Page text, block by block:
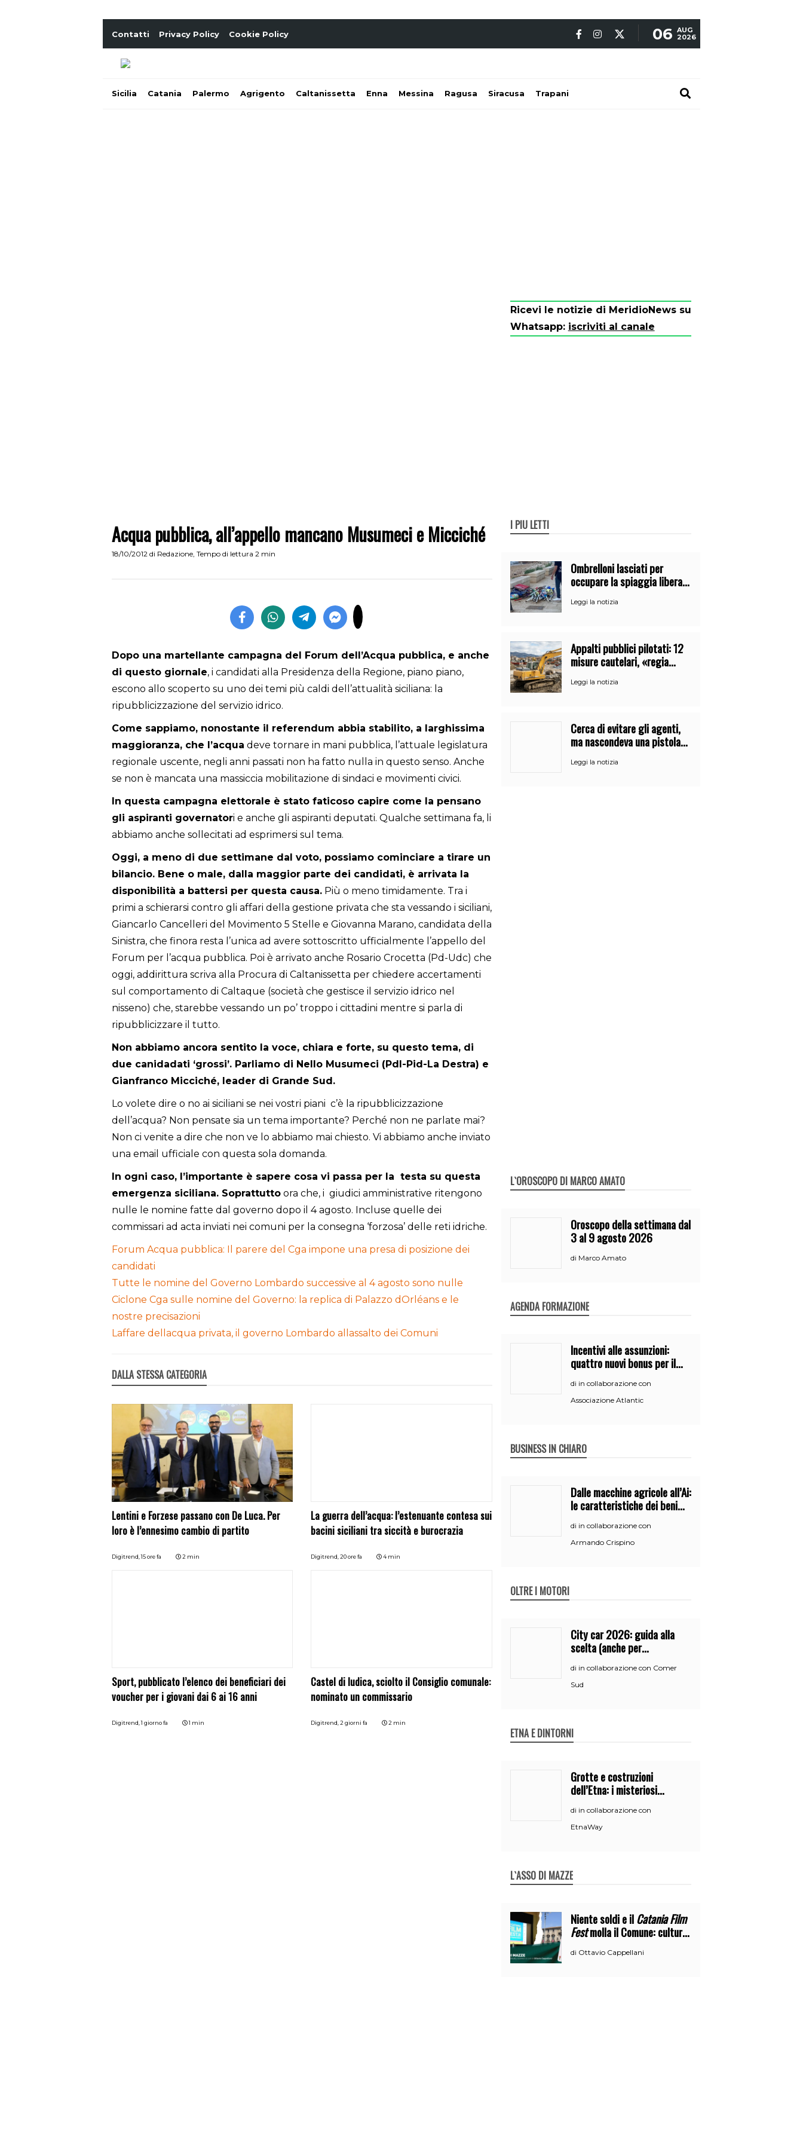
Contatti Privacy Policy Cookie Policy 06 AUG
2026
Sicilia Catania Palermo Agrigento Caltanissetta Enna Messina Ragusa Siracusa Trapani
Acqua pubblica, all’appello mancano Musumeci e Micciché
18/10/2012 di Redazione, Tempo di lettura 2 min
Dopo una martellante campagna del Forum dell’Acqua pubblica, e anche
di questo giornale, i candidati alla Presidenza della Regione, piano piano,
escono allo scoperto su uno dei temi più caldi dell’attualità siciliana: la
ripubblicizzazione del servizio idrico.
Come sappiamo, nonostante il referendum abbia stabilito, a larghissima
maggioranza, che l’acqua deve tornare in mani pubblica, l’attuale legislatura
regionale uscente, negli anni passati non ha fatto nulla in questo senso. Anche
se non è mancata una massiccia mobilitazione di sindaci e movimenti civici.
In questa campagna elettorale è stato faticoso capire come la pensano
gli aspiranti governatori e anche gli aspiranti deputati. Qualche settimana fa, li
abbiamo anche sollecitati ad esprimersi sul tema.
Oggi, a meno di due settimane dal voto, possiamo cominciare a tirare un
bilancio. Bene o male, dalla maggior parte dei candidati, è arrivata la
disponibilità a battersi per questa causa. Più o meno timidamente. Tra i
primi a schierarsi contro gli affari della gestione privata che sta vessando i siciliani,
Giancarlo Cancelleri del Movimento 5 Stelle e Giovanna Marano, candidata della
Sinistra, che finora resta l’unica ad avere sottoscritto ufficialmente l’appello del
Forum per l’acqua pubblica. Poi è arrivato anche Rosario Crocetta (Pd-Udc) che
oggi, addirittura scriva alla Procura di Caltanissetta per chiedere accertamenti
sul comportamento di Caltaque (società che gestisce il servizio idrico nel
nisseno) che, starebbe vessando un po’ troppo i cittadini mentre si parla di
ripubblicizzare il tutto.
Non abbiamo ancora sentito la voce, chiara e forte, su questo tema, di
due canidadati ‘grossi’. Parliamo di Nello Musumeci (Pdl-Pid-La Destra) e
Gianfranco Micciché, leader di Grande Sud.
Lo volete dire o no ai siciliani se nei vostri piani c’è la ripubblicizzazione
dell’acqua? Non pensate sia un tema importante? Perché non ne parlate mai?
Non ci venite a dire che non ve lo abbiamo mai chiesto. Vi abbiamo anche inviato
una email ufficiale con questa sola domanda.
In ogni caso, l’importante è sapere cosa vi passa per la testa su questa
emergenza siciliana. Soprattutto ora che, i giudici amministrative ritengono
nulle le nomine fatte dal governo dopo il 4 agosto. Incluse quelle dei
commissari ad acta inviati nei comuni per la consegna ‘forzosa’ delle reti idriche.
Forum Acqua pubblica: Il parere del Cga impone una presa di posizione dei
candidati
Tutte le nomine del Governo Lombardo successive al 4 agosto sono nulle
Ciclone Cga sulle nomine del Governo: la replica di Palazzo dOrléans e le
nostre precisazioni
Laffare dellacqua privata, il governo Lombardo allassalto dei Comuni
DALLA STESSA CATEGORIA
Lentini e Forzese passano con De Luca. Per
loro è l’ennesimo cambio di partito
Digitrend,15 ore fa 2 min
La guerra dell’acqua: l’estenuante contesa sui
bacini siciliani tra siccità e burocrazia
Digitrend,20 ore fa 4 min
Sport, pubblicato l’elenco dei beneficiari dei
voucher per i giovani dai 6 ai 16 anni
Digitrend,1 giorno fa 1 min
Castel di Iudica, sciolto il Consiglio comunale:
nominato un commissario
Digitrend,2 giorni fa 2 min
Ricevi le notizie di MeridioNews su
Whatsapp: iscriviti al canale
I PIÙ LETTI
Ombrelloni lasciati per
occupare la spiaggia libera.
Costiera
Leggi la notizia
Appalti pubblici pilotati: 12
misure cautelari, «regia
clan
Leggi la notizia
Cerca di evitare gli agenti,
ma nascondeva una pistola
Catania
Leggi la notizia
L`OROSCOPO DI MARCO AMATO
Oroscopo della settimana dal
3 al 9 agosto 2026
di Marco Amato
AGENDA FORMAZIONE
Incentivi alle assunzioni:
quattro nuovi bonus per il
di in collaborazione con
Associazione Atlantic
BUSINESS IN CHIARO
Dalle macchine agricole all’Ai:
le caratteristiche dei beni
all’iperammortamento
di in collaborazione con
Armando Crispino
OLTRE I MOTORI
City car 2026: guida alla
scelta (anche per
neopatentati)
di in collaborazione con Comer
Sud
ETNA E DINTORNI
Grotte e costruzioni
dell’Etna: i misteriosi
di in collaborazione con
EtnaWay
L`ASSO DI MAZZE
Niente soldi e ilCatania Film
Festmolla il Comune: cultura
di Ottavio Cappellani